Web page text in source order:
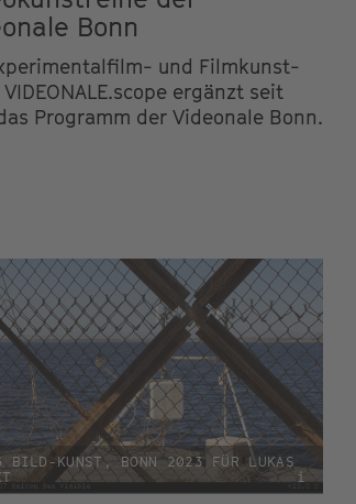
Bonn
und Filmkunst-
VIDEONALE.scope ergänzt seit
Programm der Videonale Bonn.
BILD-KUNST, BONN 2023 FÜR LUKAS
i